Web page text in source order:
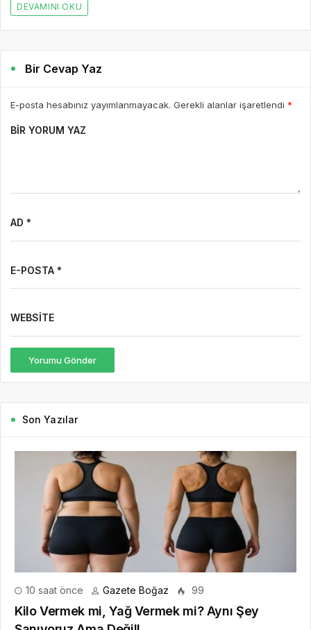
DEVAMINI OKU
Bir Cevap Yaz
E-posta hesabınız yayımlanmayacak. Gerekli alanlar işaretlendi *
BIR YORUM YAZ
AD *
E-POSTA *
WEBSITE
Yorumu Gönder
Son Yazılar
10 saat önce Gazete Boğaz 99
Kilo Vermek mi, Yağ Vermek mi? Aynı Şey